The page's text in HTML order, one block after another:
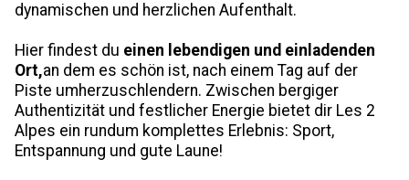
dynamischen und herzlichen Aufenthalt.
Hier findest du einen lebendigen und einladenden
Ort,an dem es schön ist, nach einem Tag auf der
Piste umherzuschlendern. Zwischen bergiger
Authentizität und festlicher Energie bietet dir Les 2
Alpes ein rundum komplettes Erlebnis: Sport,
Entspannung und gute Laune!